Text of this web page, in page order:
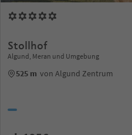
Stollhof
Algund, Meran und Umgebung
525 m von Algund Zentrum